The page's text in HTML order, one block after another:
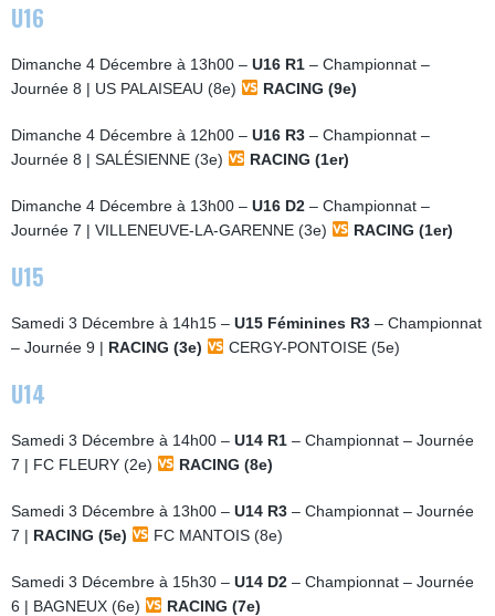
U16
Dimanche 4 Décembre à 13h00 – U16 R1 – Championnat –
Journée 8 | US PALAISEAU (8e)
RACING (9e)
Dimanche 4 Décembre à 12h00 – U16 R3 – Championnat –
Journée 8 | SALÉSIENNE (3e)
RACING (1er)
Dimanche 4 Décembre à 13h00 – U16 D2 – Championnat –
Journée 7 | VILLENEUVE-LA-GARENNE (3e)
RACING (1er)
U15
Samedi 3 Décembre à 14h15 – U15 Féminines R3 – Championnat
– Journée 9 | RACING (3e) CERGY-PONTOISE (5e)
U14
Samedi 3 Décembre à 14h00 – U14 R1 – Championnat – Journée
7 | FC FLEURY (2e)
RACING (8e)
Samedi 3 Décembre à 13h00 – U14 R3 – Championnat – Journée
7 | RACING (5e) FC MANTOIS (8e)
Samedi 3 Décembre à 15h30 – U14 D2 – Championnat – Journée
6 | BAGNEUX (6e)
RACING (7e)